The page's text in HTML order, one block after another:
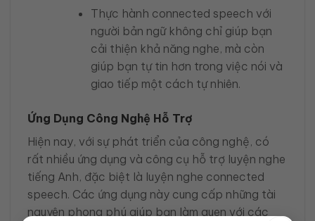
Thực hành connected speech với
người bản ngữ không chỉ giúp bạn
cải thiện khả năng nghe, mà còn
giúp bạn tự tin hơn trong việc nói và
giao tiếp một cách tự nhiên.
Ứng Dụng Công Nghệ Hỗ Trợ
Hiện nay, với sự phát triển của công nghệ, có
rất nhiều ứng dụng và công cụ hỗ trợ luyện nghe
tiếng Anh, đặc biệt là luyện nghe connected
speech. Các ứng dụng này cung cấp những tài
nguyên phong phú giúp bạn làm quen với các